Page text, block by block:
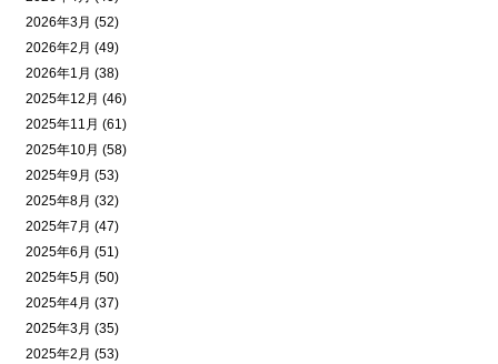
2026年3月 (52)
2026年2月 (49)
2026年1月 (38)
2025年12月 (46)
2025年11月 (61)
2025年10月 (58)
2025年9月 (53)
2025年8月 (32)
2025年7月 (47)
2025年6月 (51)
2025年5月 (50)
2025年4月 (37)
2025年3月 (35)
2025年2月 (53)